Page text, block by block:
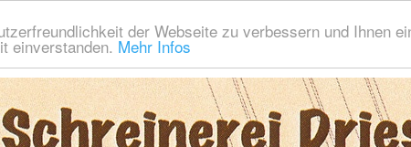
der Webseite zu verbessern und Ihnen
einverstanden. Mehr Infos